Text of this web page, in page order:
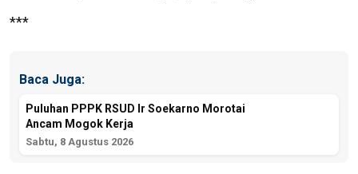
***
Baca Juga:
Puluhan PPPK RSUD Ir Soekarno Morotai
Ancam Mogok Kerja
Sabtu, 8 Agustus 2026